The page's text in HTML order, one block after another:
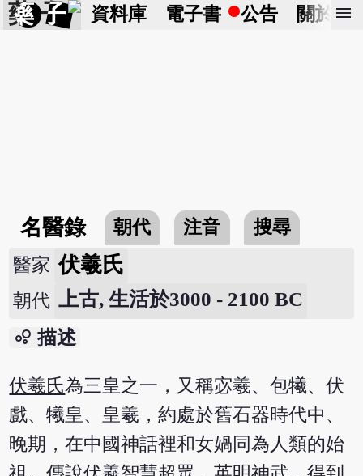
藥 子 資料庫 電子書 公告 關於 menu
名醫錄 朝代 注音
搜尋
醫家 伏羲氏
朝代 上古, 生活於3000 - 2100 BC
bubble_chart 描述
伏羲氏為三皇之一，又稱宓羲、包犧、伏
戲、犧皇、皇羲，約處於舊石器時代中、
晚期，在中國神話裡和女媧同為人類的始